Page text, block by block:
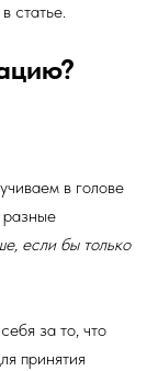
статье.
в голове
если бы только
за то, что
принятия